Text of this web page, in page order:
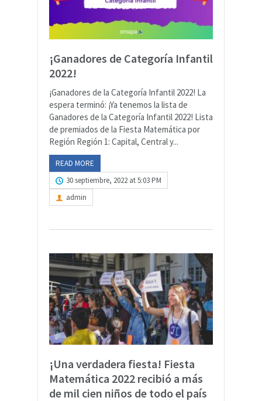
¡Ganadores de Categoría Infantil
2022!
¡Ganadores de la Categoría Infantil 2022! La
espera terminó: ¡Ya tenemos la lista de
Ganadores de la Categoría Infantil 2022! Lista
de premiados de la Fiesta Matemática por
Región Región 1: Capital, Central y...
READ MORE
30 septiembre, 2022 at 5:03 PM
admin
¡Una verdadera fiesta! Fiesta
Matemática 2022 recibió a más
de mil cien niños de todo el país